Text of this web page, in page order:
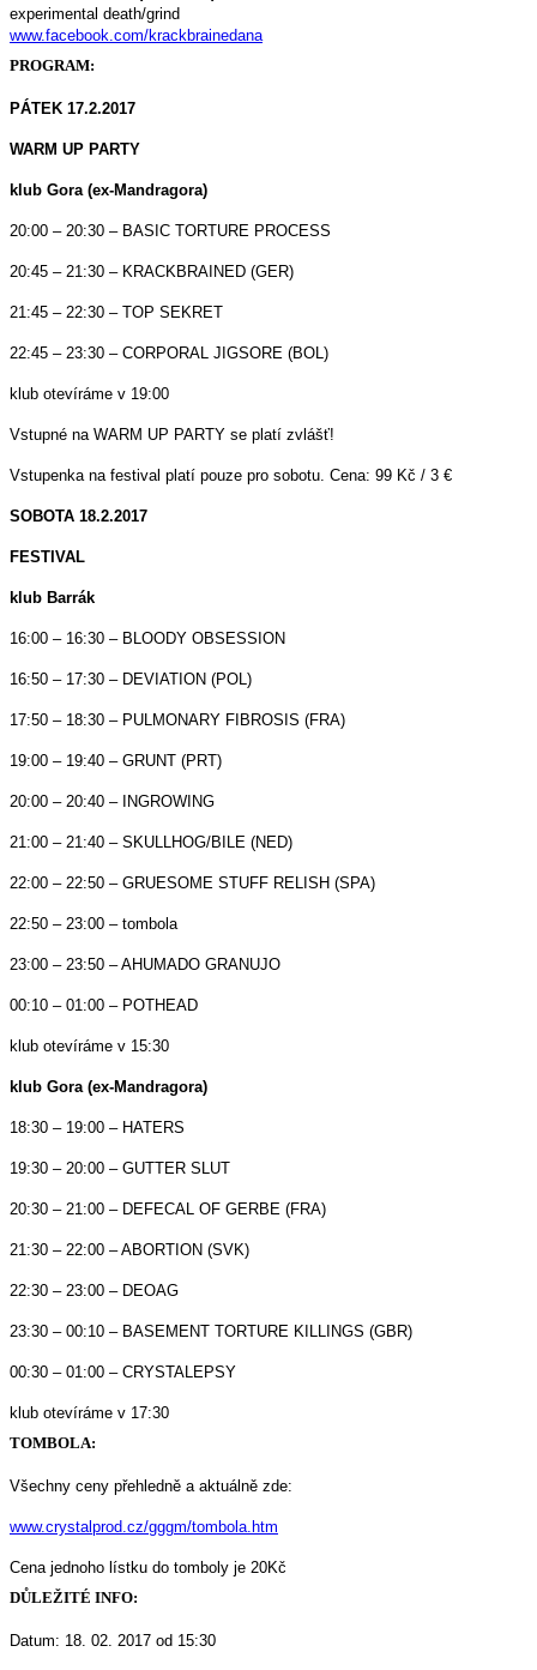
experimental death/grind
www.facebook.com/krackbrainedana
PROGRAM:
PÁTEK 17.2.2017
WARM UP PARTY
klub Gora (ex-Mandragora)
20:00 – 20:30 – BASIC TORTURE PROCESS
20:45 – 21:30 – KRACKBRAINED (GER)
21:45 – 22:30 – TOP SEKRET
22:45 – 23:30 – CORPORAL JIGSORE (BOL)
klub otevíráme v 19:00
Vstupné na WARM UP PARTY se platí zvlášť!
Vstupenka na festival platí pouze pro sobotu. Cena: 99 Kč / 3 €
SOBOTA 18.2.2017
FESTIVAL
klub Barrák
16:00 – 16:30 – BLOODY OBSESSION
16:50 – 17:30 – DEVIATION (POL)
17:50 – 18:30 – PULMONARY FIBROSIS (FRA)
19:00 – 19:40 – GRUNT (PRT)
20:00 – 20:40 – INGROWING
21:00 – 21:40 – SKULLHOG/BILE (NED)
22:00 – 22:50 – GRUESOME STUFF RELISH (SPA)
22:50 – 23:00 – tombola
23:00 – 23:50 – AHUMADO GRANUJO
00:10 – 01:00 – POTHEAD
klub otevíráme v 15:30
klub Gora (ex-Mandragora)
18:30 – 19:00 – HATERS
19:30 – 20:00 – GUTTER SLUT
20:30 – 21:00 – DEFECAL OF GERBE (FRA)
21:30 – 22:00 – ABORTION (SVK)
22:30 – 23:00 – DEOAG
23:30 – 00:10 – BASEMENT TORTURE KILLINGS (GBR)
00:30 – 01:00 – CRYSTALEPSY
klub otevíráme v 17:30
TOMBOLA:
Všechny ceny přehledně a aktuálně zde:
www.crystalprod.cz/gggm/tombola.htm
Cena jednoho lístku do tomboly je 20Kč
DŮLEŽITÉ INFO:
Datum: 18. 02. 2017 od 15:30